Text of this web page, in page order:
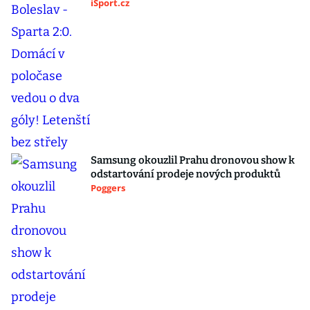
iSport.cz
Samsung okouzlil Prahu dronovou show k
odstartování prodeje nových produktů
Poggers